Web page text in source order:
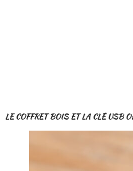
LE COFFRET BOIS ET LA CLÉ USB